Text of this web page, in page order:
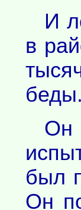
И
в
беды.
Он
был
Он